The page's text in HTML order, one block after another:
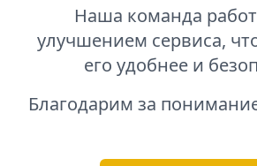
Наша команда
улучшением сервиса,
его удобнее и
Благодарим за